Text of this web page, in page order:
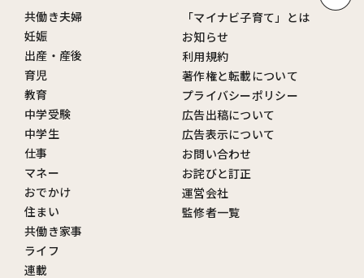
共働き夫婦
妊娠
出産・産後
育児
教育
中学受験
中学生
仕事
マネー
おでかけ
住まい
共働き家事
ライフ
連載
「マイナビ子育て」とは
お知らせ
利用規約
著作権と転載について
プライバシーポリシー
広告出稿について
広告表示について
お問い合わせ
お詫びと訂正
運営会社
監修者一覧